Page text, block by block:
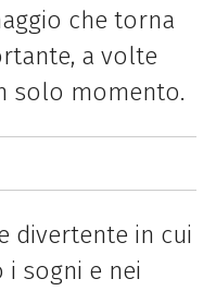
che torna
a volte
solo momento.
divertente in cui
sogni e nei